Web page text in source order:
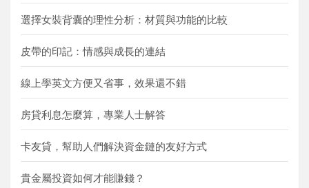
選擇女裝背囊的理性分析：材質與功能的比較
皮帶的印記：情感與成長的連結
線上學英文方便又省事，效果還不錯
房貸利息怎麼算，專業人士解答
卡友貸，幫助人們解決資金鏈的友好方式
貴金屬投資如何才能賺錢？